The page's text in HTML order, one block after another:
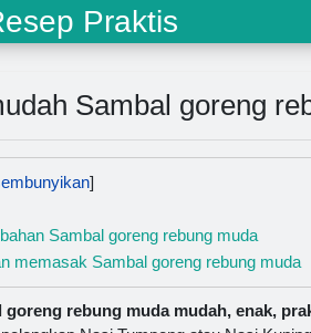
Praktis
Sambal goreng
Sambal goreng rebung muda
memasak Sambal goreng rebung muda
goreng rebung muda mudah, enak,